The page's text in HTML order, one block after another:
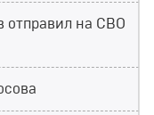
отправил на СВО